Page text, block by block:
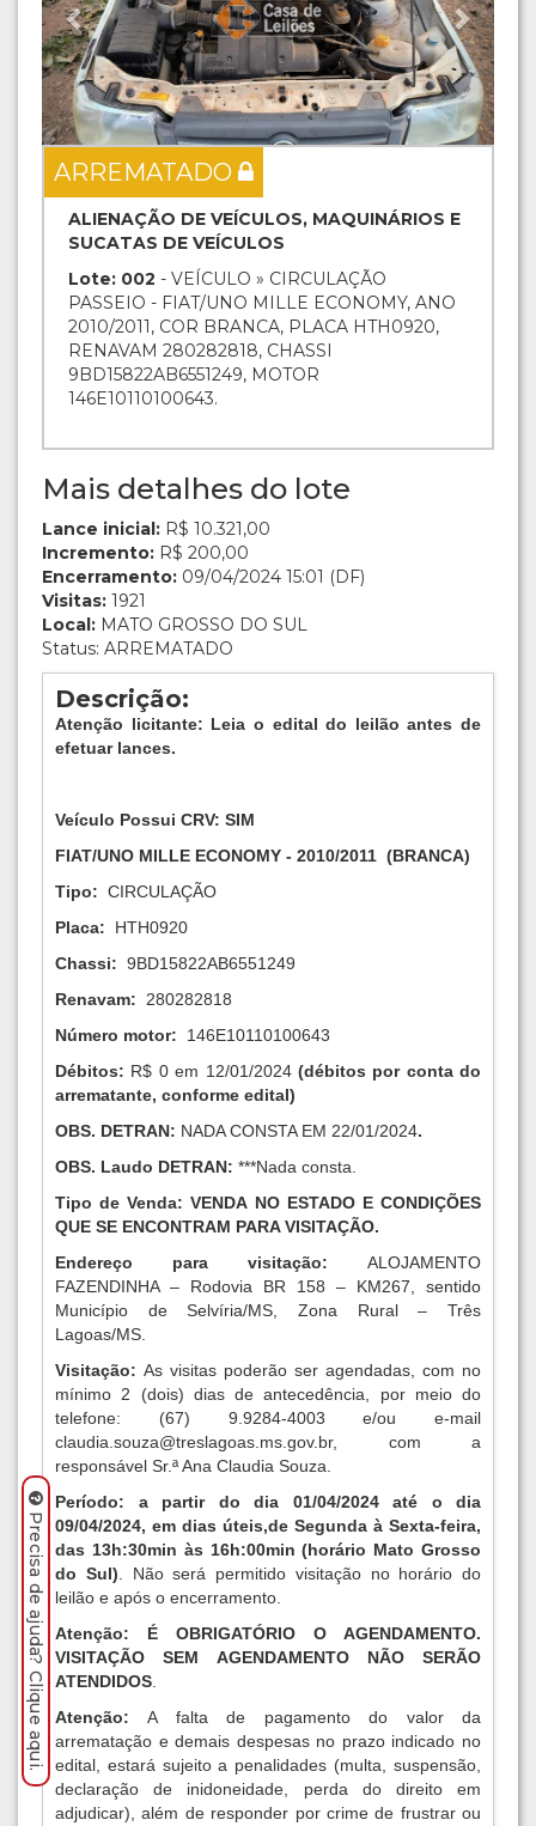
ARREMATADO
ALIENAÇÃO DE VEÍCULOS, MAQUINÁRIOS E
SUCATAS DE VEÍCULOS
Lote: 002 - VEÍCULO » CIRCULAÇÃO
PASSEIO - FIAT/UNO MILLE ECONOMY, ANO
2010/2011, COR BRANCA, PLACA HTH0920,
RENAVAM 280282818, CHASSI
9BD15822AB6551249, MOTOR
146E10110100643.
Mais detalhes do lote
Lance inicial: R$ 10.321,00
Incremento: R$ 200,00
Encerramento: 09/04/2024 15:01 (DF)
Visitas: 1921
Local: MATO GROSSO DO SUL
Status: ARREMATADO
Descrição:
Atenção licitante: Leia o edital do leilão antes de
efetuar lances.
Veículo Possui CRV: SIM
FIAT/UNO MILLE ECONOMY - 2010/2011 (BRANCA)
Tipo: CIRCULAÇÃO
Placa: HTH0920
Chassi: 9BD15822AB6551249
Renavam: 280282818
Número motor: 146E10110100643
Débitos: R$ 0 em 12/01/2024 (débitos por conta do
arrematante, conforme edital)
OBS. DETRAN: NADA CONSTA EM 22/01/2024.
OBS. Laudo DETRAN: ***Nada consta.
Tipo de Venda: VENDA NO ESTADO E CONDIÇÕES
QUE SE ENCONTRAM PARA VISITAÇÃO.
Endereço para visitação: ALOJAMENTO
FAZENDINHA – Rodovia BR 158 – KM267, sentido
Município de Selvíria/MS, Zona Rural – Três
Lagoas/MS.
Visitação: As visitas poderão ser agendadas, com no
mínimo 2 (dois) dias de antecedência, por meio do
telefone: (67) 9.9284-4003 e/ou e-mail
claudia.souza@treslagoas.ms.gov.br, com a
responsável Sr.ª Ana Claudia Souza.
Período: a partir do dia 01/04/2024 até o dia
09/04/2024, em dias úteis,de Segunda à Sexta-feira,
das 13h:30min às 16h:00min (horário Mato Grosso
do Sul) . Não será permitido visitação no horário do
leilão e após o encerramento.
Atenção: É OBRIGATÓRIO O AGENDAMENTO.
VISITAÇÃO SEM AGENDAMENTO NÃO SERÃO
ATENDIDOS
Atenção:A falta de pagamento do valor da
arrematação e demais despesas no prazo indicado no
edital, estará sujeito a penalidades (multa, suspensão,
declaração de inidoneidade, perda do direito em
adjudicar), além de responder por crime de frustrar ou
Precisa de ajuda? Clique aqui.